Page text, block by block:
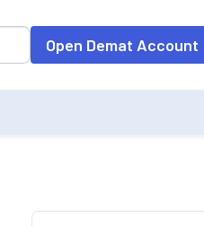
data into the input field,
Open Demat Account